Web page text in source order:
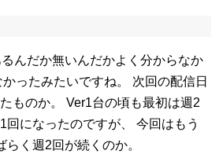
んだか無いんだかよく分からなか
ったみたいですね。
次回の配信日
ものか。
Ver1台の頃も最初は週2
になったのですが、
今回はもう
く週2回が続くのか。